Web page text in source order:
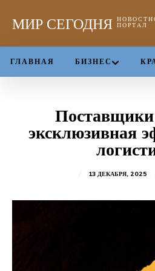
МИР СЕГОДНЯ ПОРТАЛ
ГЛАВНАЯ БИЗНЕС
эксклюзивная
13 ДЕКАБРЯ, 2025